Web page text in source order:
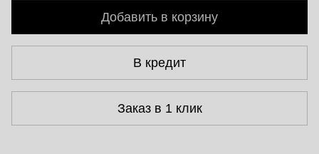
Добавить в корзину
В кредит
Заказ в 1 клик